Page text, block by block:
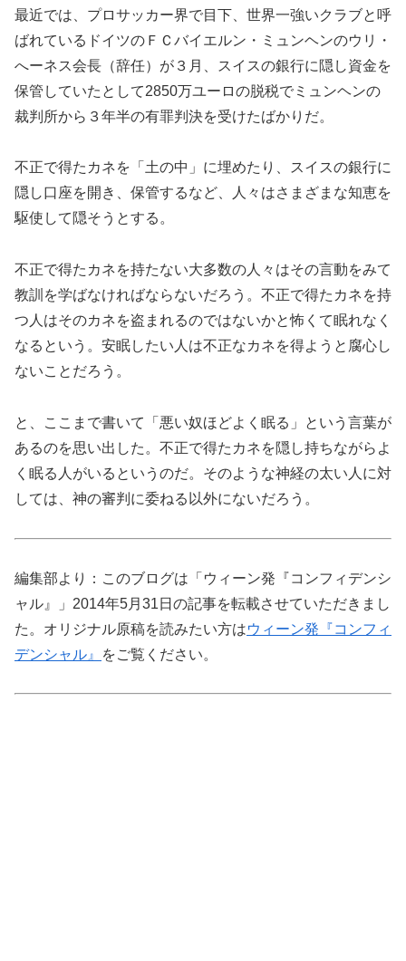
最近では、プロサッカー界で目下、世界一強いクラブと呼
ばれているドイツのＦＣバイエルン・ミュンヘンのウリ・
へーネス会長（辞任）が３月、スイスの銀行に隠し資金を
保管していたとして2850万ユーロの脱税でミュンヘンの
裁判所から３年半の有罪判決を受けたばかりだ。
不正で得たカネを「土の中」に埋めたり、スイスの銀行に
隠し口座を開き、保管するなど、人々はさまざまな知恵を
駆使して隠そうとする。
不正で得たカネを持たない大多数の人々はその言動をみて
教訓を学ばなければならないだろう。不正で得たカネを持
つ人はそのカネを盗まれるのではないかと怖くて眠れなく
なるという。安眠したい人は不正なカネを得ようと腐心し
ないことだろう。
と、ここまで書いて「悪い奴ほどよく眠る」という言葉が
あるのを思い出した。不正で得たカネを隠し持ちながらよ
く眠る人がいるというのだ。そのような神経の太い人に対
しては、神の審判に委ねる以外にないだろう。
編集部より：このブログは「ウィーン発『コンフィデンシ
ャル』」2014年5月31日の記事を転載させていただきまし
た。オリジナル原稿を読みたい方はウィーン発『コンフィ
デンシャル』
をご覧ください。